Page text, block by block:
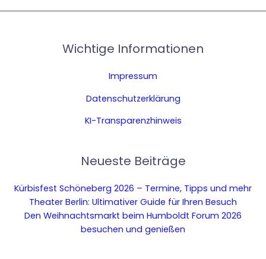
Wichtige Informationen
Impressum
Datenschutzerklärung
KI-Transparenzhinweis
Neueste Beiträge
Kürbisfest Schöneberg 2026 – Termine, Tipps und mehr
Theater Berlin: Ultimativer Guide für Ihren Besuch
Den Weihnachtsmarkt beim Humboldt Forum 2026
besuchen und genießen